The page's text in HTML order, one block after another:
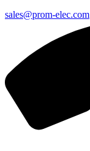
sales@prom-elec.com